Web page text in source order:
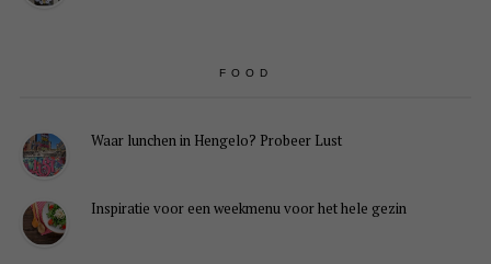
FOOD
Waar lunchen in Hengelo? Probeer Lust
Inspiratie voor een weekmenu voor het hele gezin